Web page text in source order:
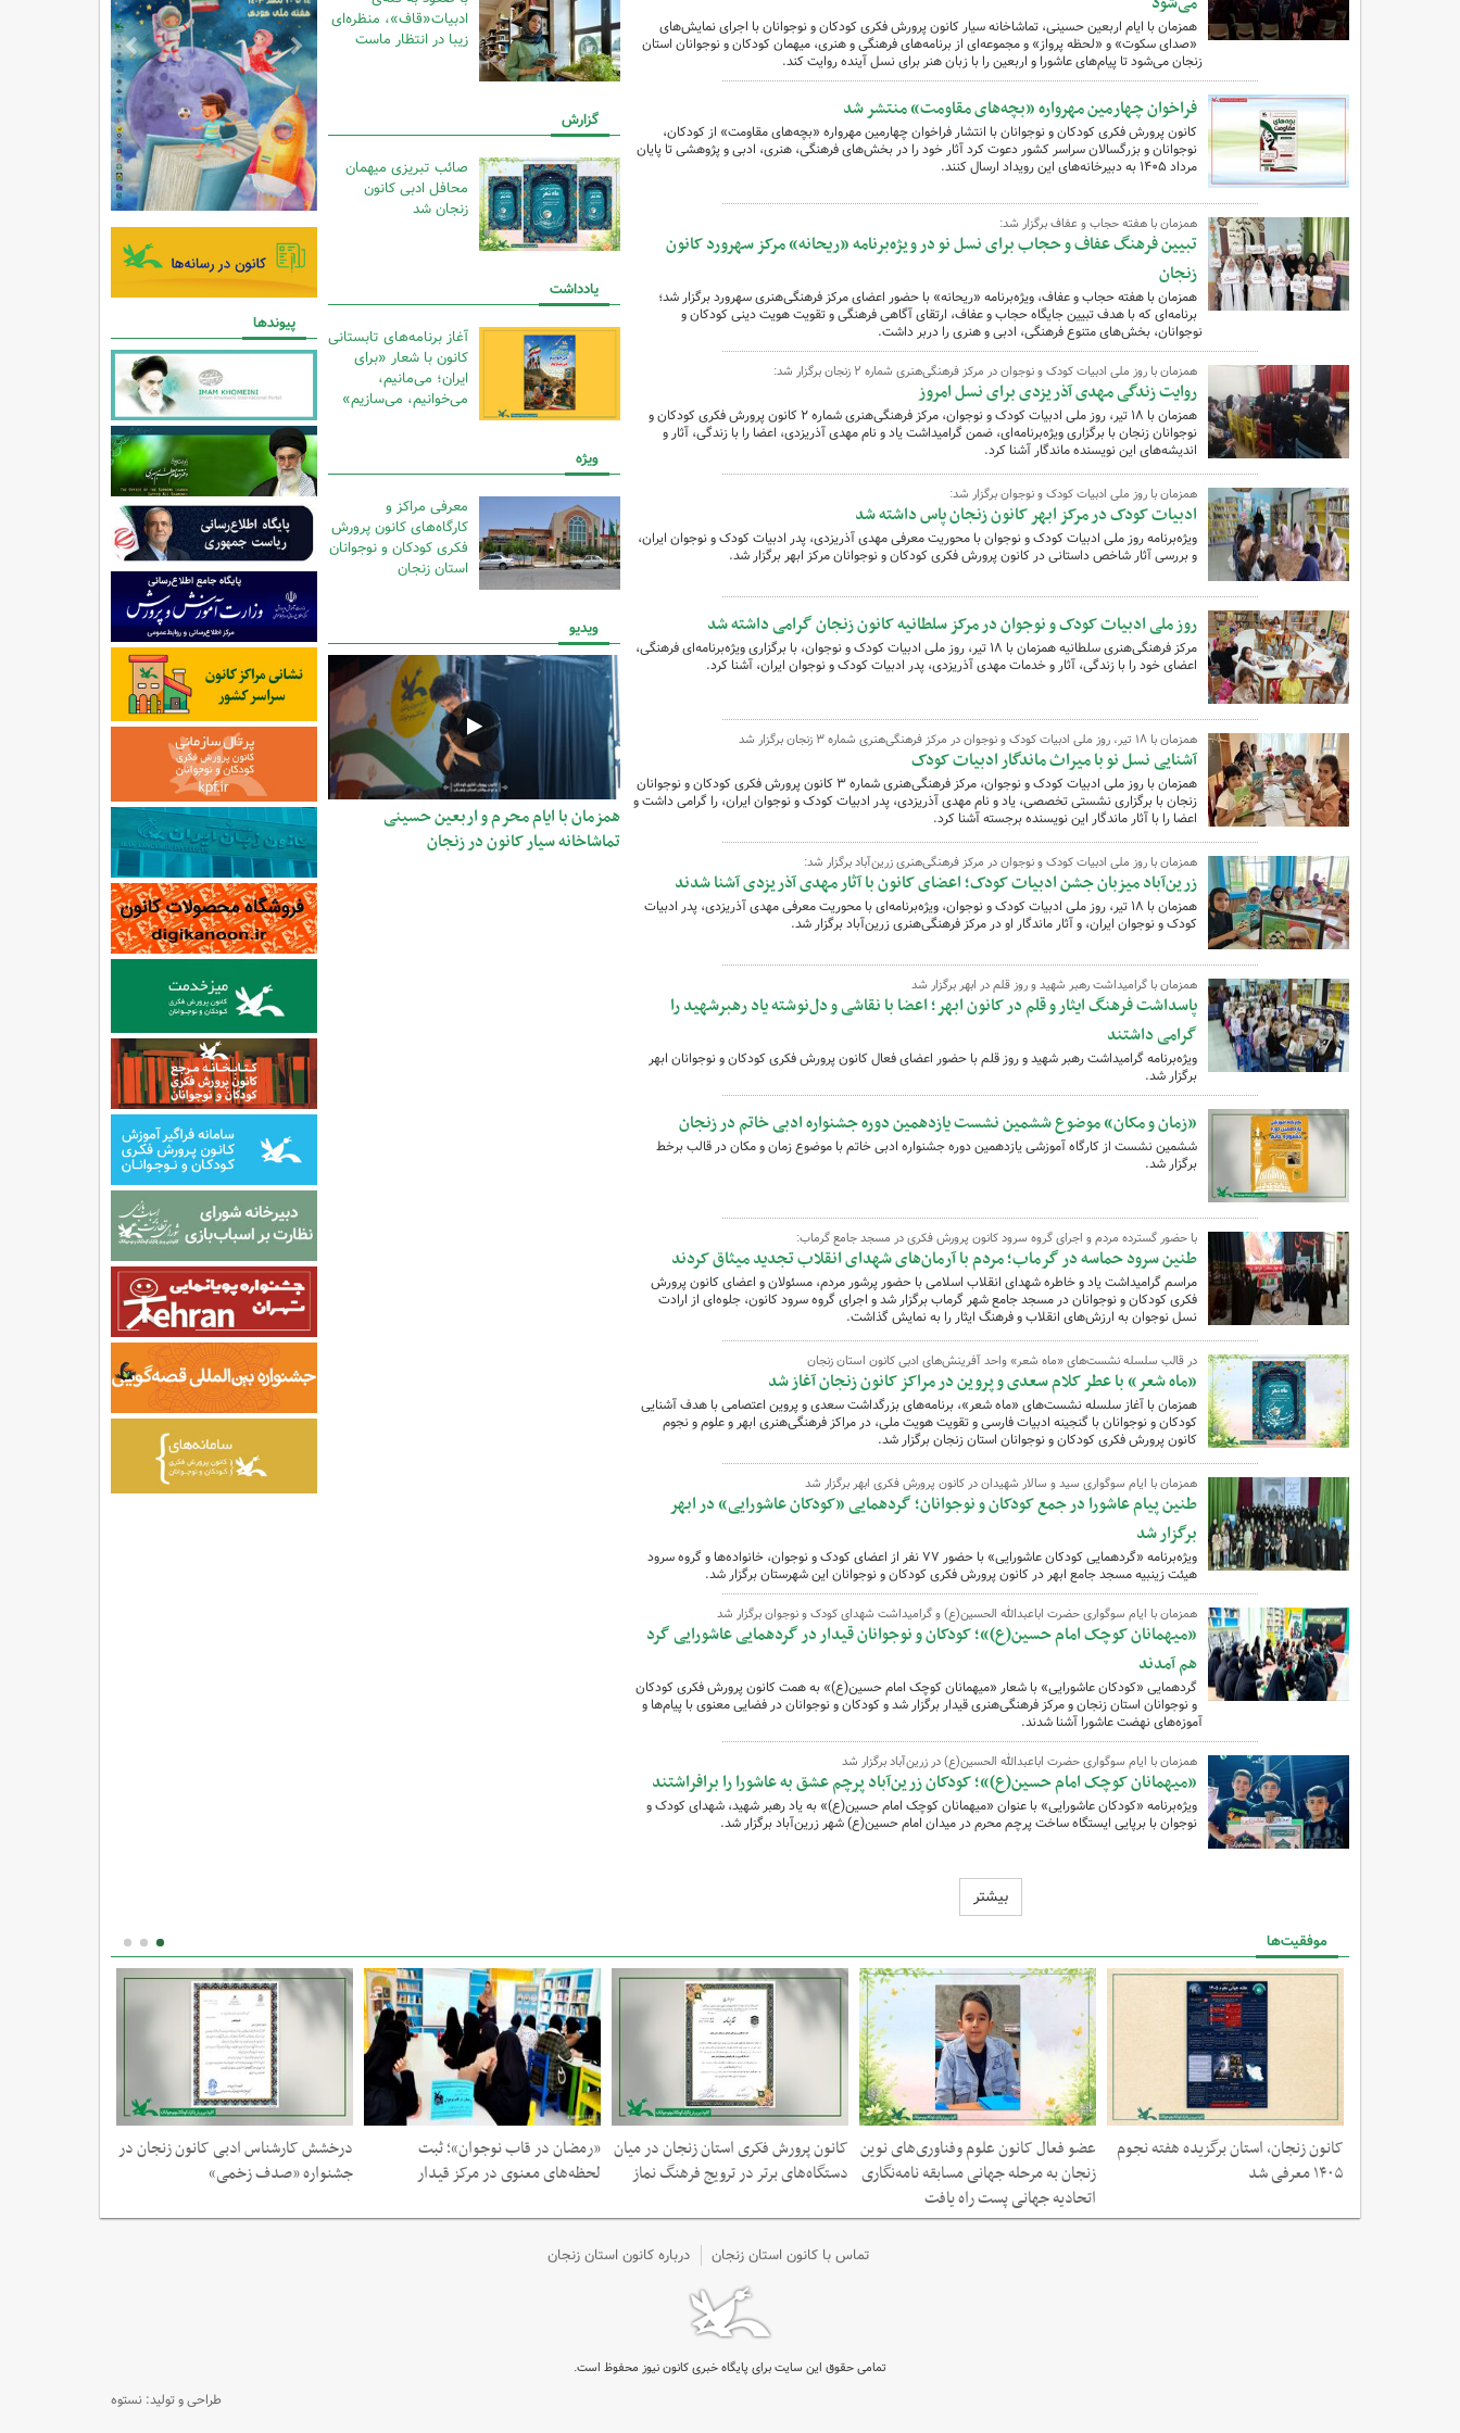
همزمان با ایام اربعین حسینی، تماشاخانه سیار کانون پرورش فکری کودکان و نوجوانان با اجرای نمایش‌های
«صدای سکوت» و «لحظه پرواز» و مجموعه‌ای از برنامه‌های فرهنگی و هنری، میهمان کودکان و نوجوانان استان
زنجان می‌شود تا پیام‌های عاشورا و اربعین را با زبان هنر برای نسل آینده روایت کند.
فراخوان چهارمین مهرواره «بچه‌های مقاومت» منتشر شد
کانون پرورش فکری کودکان و نوجوانان با انتشار فراخوان چهارمین مهرواره «بچه‌های مقاومت» از کودکان،
نوجوانان و بزرگسالان سراسر کشور دعوت کرد آثار خود را در بخش‌های فرهنگی، هنری، ادبی و پژوهشی تا پایان
مرداد ۱۴۰۵ به دبیرخانه‌های این رویداد ارسال کنند.
همزمان با هفته حجاب و عفاف برگزار شد:
تبیین فرهنگ عفاف و حجاب برای نسل نو در ویژه‌برنامه «ریحانه» مرکز سهرورد کانون
زنجان
همزمان با هفته حجاب و عفاف، ویژه‌برنامه «ریحانه» با حضور اعضای مرکز فرهنگی‌هنری سهرورد برگزار شد؛
برنامه‌ای که با هدف تبیین جایگاه حجاب و عفاف، ارتقای آگاهی فرهنگی و تقویت هویت دینی کودکان و
نوجوانان، بخش‌های متنوع فرهنگی، ادبی و هنری را دربر داشت.
همزمان با روز ملی ادبیات کودک و نوجوان در مرکز فرهنگی‌هنری شماره ۲ زنجان برگزار شد:
روایت زندگی مهدی آذریزدی برای نسل امروز
همزمان با ۱۸ تیر، روز ملی ادبیات کودک و نوجوان، مرکز فرهنگی‌هنری شماره ۲ کانون پرورش فکری کودکان و
نوجوانان زنجان با برگزاری ویژه‌برنامه‌ای، ضمن گرامیداشت یاد و نام مهدی آذریزدی، اعضا را با زندگی، آثار و
اندیشه‌های این نویسنده ماندگار آشنا کرد.
همزمان با روز ملی ادبیات کودک و نوجوان برگزار شد:
ادبیات کودک در مرکز ابهر کانون زنجان پاس داشته شد
ویژه‌برنامه روز ملی ادبیات کودک و نوجوان با محوریت معرفی مهدی آذریزدی، پدر ادبیات کودک و نوجوان ایران،
و بررسی آثار شاخص داستانی در کانون پرورش فکری کودکان و نوجوانان مرکز ابهر برگزار شد.
روز ملی ادبیات کودک و نوجوان در مرکز سلطانیه کانون زنجان گرامی داشته شد
مرکز فرهنگی‌هنری سلطانیه همزمان با ۱۸ تیر، روز ملی ادبیات کودک و نوجوان، با برگزاری ویژه‌برنامه‌ای فرهنگی،
اعضای خود را با زندگی، آثار و خدمات مهدی آذریزدی، پدر ادبیات کودک و نوجوان ایران، آشنا کرد.
همزمان با ۱۸ تیر، روز ملی ادبیات کودک و نوجوان در مرکز فرهنگی‌هنری شماره ۳ زنجان برگزار شد
آشنایی نسل نو با میراث ماندگار ادبیات کودک
همزمان با روز ملی ادبیات کودک و نوجوان، مرکز فرهنگی‌هنری شماره ۳ کانون پرورش فکری کودکان و نوجوانان
زنجان با برگزاری نشستی تخصصی، یاد و نام مهدی آذریزدی، پدر ادبیات کودک و نوجوان ایران، را گرامی داشت و
اعضا را با آثار ماندگار این نویسنده برجسته آشنا کرد.
همزمان با روز ملی ادبیات کودک و نوجوان در مرکز فرهنگی‌هنری زرین‌آباد برگزار شد:
زرین‌آباد میزبان جشن ادبیات کودک؛ اعضای کانون با آثار مهدی آذریزدی آشنا شدند
همزمان با ۱۸ تیر، روز ملی ادبیات کودک و نوجوان، ویژه‌برنامه‌ای با محوریت معرفی مهدی آذریزدی، پدر ادبیات
کودک و نوجوان ایران، و آثار ماندگار او در مرکز فرهنگی‌هنری زرین‌آباد برگزار شد.
همزمان با گرامیداشت رهبر شهید و روز قلم در ابهر برگزار شد
پاسداشت فرهنگ ایثار و قلم در کانون ابهر؛ اعضا با نقاشی و دل‌نوشته یاد رهبرشهید را
گرامی داشتند
ویژه‌برنامه گرامیداشت رهبر شهید و روز قلم با حضور اعضای فعال کانون پرورش فکری کودکان و نوجوانان ابهر
برگزار شد.
«زمان و مکان» موضوع ششمین نشست یازدهمین دوره جشنواره ادبی خاتم در زنجان
ششمین نشست از کارگاه آموزشی یازدهمین دوره جشنواره ادبی خاتم با موضوع زمان و مکان در قالب برخط
برگزار شد.
با حضور گسترده مردم و اجرای گروه سرود کانون پرورش فکری در مسجد جامع گرماب:
طنین سرود حماسه در گرماب؛ مردم با آرمان‌های شهدای انقلاب تجدید میثاق کردند
مراسم گرامیداشت یاد و خاطره شهدای انقلاب اسلامی با حضور پرشور مردم، مسئولان و اعضای کانون پرورش
فکری کودکان و نوجوانان در مسجد جامع شهر گرماب برگزار شد و اجرای گروه سرود کانون، جلوه‌ای از ارادت
نسل نوجوان به ارزش‌های انقلاب و فرهنگ ایثار را به نمایش گذاشت.
در قالب سلسله نشست‌های «ماه شعر» واحد آفرینش‌های ادبی کانون استان زنجان
«ماه شعر» با عطر کلام سعدی و پروین در مراکز کانون زنجان آغاز شد
همزمان با آغاز سلسله نشست‌های «ماه شعر»، برنامه‌های بزرگداشت سعدی و پروین اعتصامی با هدف آشنایی
کودکان و نوجوانان با گنجینه ادبیات فارسی و تقویت هویت ملی، در مراکز فرهنگی‌هنری ابهر و علوم و نجوم
کانون پرورش فکری کودکان و نوجوانان استان زنجان برگزار شد.
همزمان با ایام سوگواری سید و سالار شهیدان در کانون پرورش فکری ابهر برگزار شد
طنین پیام عاشورا در جمع کودکان و نوجوانان؛ گردهمایی «کودکان عاشورایی» در ابهر
برگزار شد
ویژه‌برنامه «گردهمایی کودکان عاشورایی» با حضور ۷۷ نفر از اعضای کودک و نوجوان، خانواده‌ها و گروه سرود
هیئت زینبیه مسجد جامع ابهر در کانون پرورش فکری کودکان و نوجوانان این شهرستان برگزار شد.
همزمان با ایام سوگواری حضرت اباعبدالله الحسین(ع) و گرامیداشت شهدای کودک و نوجوان برگزار شد
«میهمانان کوچک امام حسین(ع)»؛ کودکان و نوجوانان قیدار در گردهمایی عاشورایی گرد
هم آمدند
گردهمایی «کودکان عاشورایی» با شعار «میهمانان کوچک امام حسین(ع)» به همت کانون پرورش فکری کودکان
و نوجوانان استان زنجان و مرکز فرهنگی‌هنری قیدار برگزار شد و کودکان و نوجوانان در فضایی معنوی با پیام‌ها و
آموزه‌های نهضت عاشورا آشنا شدند.
همزمان با ایام سوگواری حضرت اباعبدالله الحسین(ع) در زرین‌آباد برگزار شد
«میهمانان کوچک امام حسین(ع)»؛ کودکان زرین‌آباد پرچم عشق به عاشورا را برافراشتند
ویژه‌برنامه «کودکان عاشورایی» با عنوان «میهمانان کوچک امام حسین(ع)» به یاد رهبر شهید، شهدای کودک و
نوجوان با برپایی ایستگاه ساخت پرچم محرم در میدان امام حسین(ع) شهر زرین‌آباد برگزار شد.
بیشتر
ادبیات«قاف»، منظره‌ای
زیبا در انتظار ماست
گزارش
صائب تبریزی میهمان
محافل ادبی کانون
زنجان شد
یادداشت
آغاز برنامه‌های تابستانی
کانون با شعار «برای
ایران؛ می‌مانیم،
می‌خوانیم، می‌سازیم»
ویژه
معرفی مراکز و
کارگاه‌های کانون پرورش
فکری کودکان و نوجوانان
استان زنجان
ویدیو
همزمان با ایام محرم و اربعین حسینی
تماشاخانه سیار کانون در زنجان
پیوندها
موفقیت‌ها
کانون زنجان، استان‌ برگزیده هفته نجوم
۱۴۰۵ معرفی شد
عضو فعال کانون علوم وفناوری‌های نوین
زنجان به مرحله جهانی مسابقه نامه‌نگاری
اتحادیه جهانی پست راه یافت
کانون پرورش فکری استان زنجان در میان
دستگاه‌های برتر در ترویج فرهنگ نماز
«رمضان در قاب نوجوان»؛ ثبت
لحظه‌های معنوی در مرکز قیدار
درخشش کارشناس ادبی کانون زنجان در
جشنواره «صدف زخمی»
تماس با کانون استان زنجان درباره کانون استان زنجان
تمامی حقوق این سایت برای پایگاه خبری کانون نیوز محفوظ است.
طراحی و تولید: نستوه